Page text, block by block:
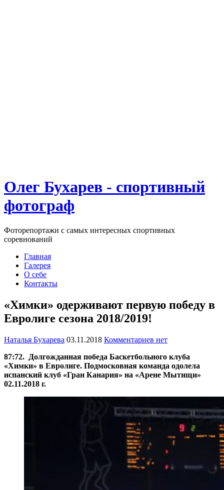
Олег Бухарев - спортивный
фотограф
Фоторепортажи с самых интересных спортивных
соревнований
Главная
Галерея
О себе
Контакты
«Химки» одерживают первую победу в
Евролиге сезона 2018/2019!
Наталья Бухарева 03.11.2018 Комментариев нет
87:72. Долгожданная победа Баскетбольного клуба
«Химки» в Евролиге. Подмосковная команда одолела
испанский клуб «Гран Канария» на «Арене Мытищи»
02.11.2018 г.